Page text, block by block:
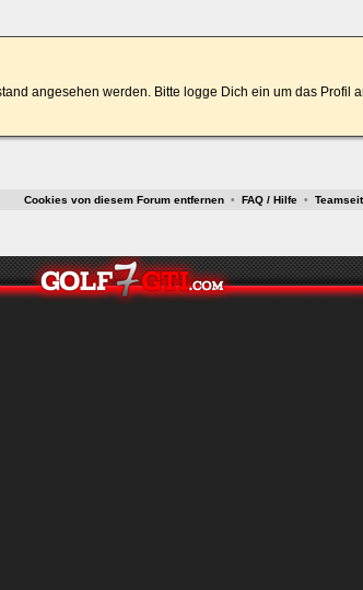
angesehen werden. Bitte logge Dich ein um das Profil
Cookies von diesem Forum entfernen • FAQ / Hilfe •